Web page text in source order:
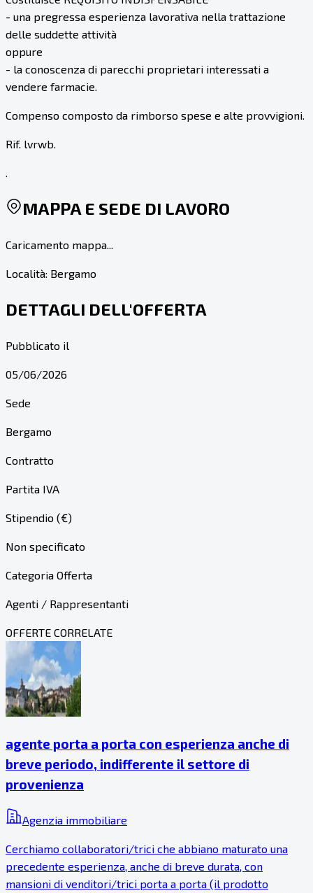
- una pregressa esperienza lavorativa nella trattazione
delle suddette attività
oppure
- la conoscenza di parecchi proprietari interessati a
vendere farmacie.
Compenso composto da rimborso spese e alte provvigioni.
Rif. lvrwb.
.
MAPPA E SEDE DI LAVORO
Caricamento mappa...
Località: Bergamo
DETTAGLI DELL'OFFERTA
Pubblicato il
05/06/2026
Sede
Bergamo
Contratto
Partita IVA
Stipendio (€)
Non specificato
Categoria Offerta
Agenti / Rappresentanti
OFFERTE CORRELATE
agente porta a porta con esperienza anche di
breve periodo, indifferente il settore di
provenienza
Agenzia immobiliare
Cerchiamo collaboratori/trici che abbiano maturato una
precedente esperienza, anche di breve durata, con
mansioni di venditori/trici porta a porta (il prodotto